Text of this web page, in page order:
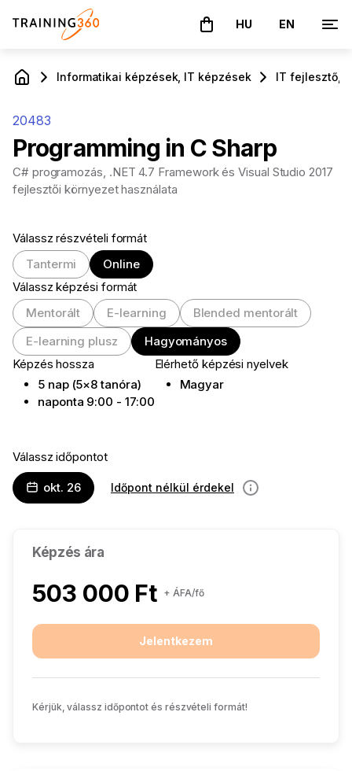
A kosár üres
HU EN
Informatikai képzések, IT képzések IT fejlesztő,
20483
Programming in C Sharp
C# programozás, .NET 4.7 Framework és Visual Studio 2017
fejlesztői környezet használata
Válassz részvételi formát
Tantermi
Online
Válassz képzési formát
Mentorált
E-learning
Blended mentorált
E-learning plusz
Hagyományos
Képzés hossza
5 nap (5×8 tanóra)
naponta 9:00 - 17:00
Elérhető képzési nyelvek
Magyar
Válassz időpontot
okt. 26 Időpont nélkül érdekel
információ
Képzés ára
503 000 Ft + ÁFA/fő
Jelentkezem
Kérjük, válassz időpontot és részvételi formát!